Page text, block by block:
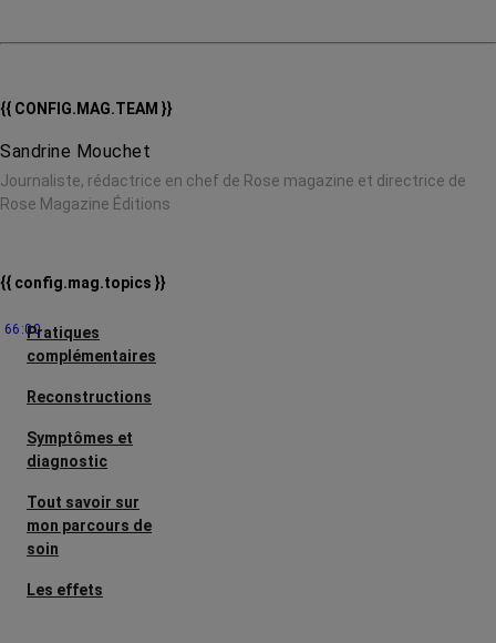
{{ CONFIG.MAG.TEAM }}
Sandrine Mouchet
Journaliste, rédactrice en chef de Rose magazine et directrice de
Rose Magazine Éditions
{{ config.mag.topics }}
Pratiques
complémentaires
Reconstructions
Symptômes et
diagnostic
Tout savoir sur
mon parcours de
soin
Les effets
66:00